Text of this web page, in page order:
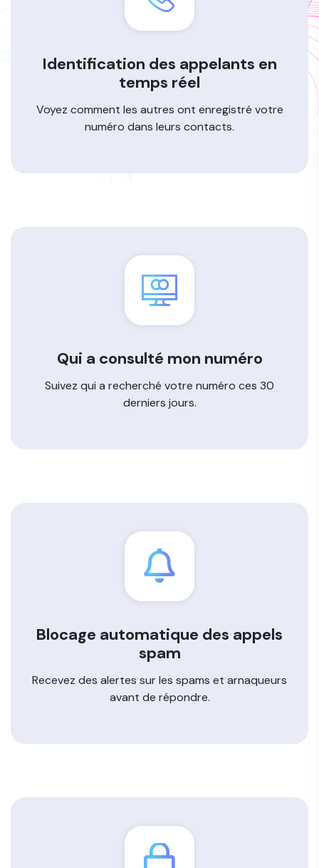
Identification des appelants en
temps réel
Voyez comment les autres ont enregistré votre
numéro dans leurs contacts.
Qui a consulté mon numéro
Suivez qui a recherché votre numéro ces 30
derniers jours.
Blocage automatique des appels
spam
Recevez des alertes sur les spams et arnaqueurs
avant de répondre.